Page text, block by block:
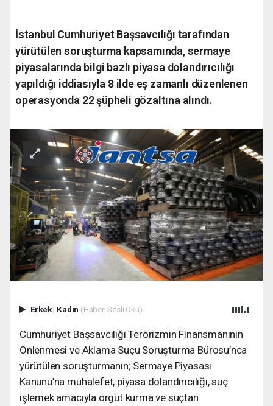
İstanbul Cumhuriyet Başsavcılığı tarafından
yürütülen soruşturma kapsamında, sermaye
piyasalarında bilgi bazlı piyasa dolandırıcılığı
yapıldığı iddiasıyla 8 ilde eş zamanlı düzenlenen
operasyonda 22 şüpheli gözaltına alındı.
Erkek| Kadın (Haberi Sesli Oku)
Cumhuriyet Başsavcılığı Terörizmin Finansmanının
Önlenmesi ve Aklama Suçu Soruşturma Bürosu’nca
yürütülen soruşturmanın; Sermaye Piyasası
Kanunu’na muhalefet, piyasa dolandırıcılığı, suç
işlemek amacıyla örgüt kurma ve suçtan